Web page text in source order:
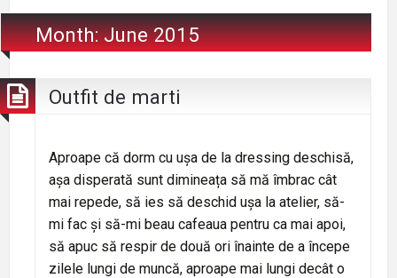
Month:June 2015
Outfit de marti
Aproape că dorm cu ușa de la dressing deschisă,
așa disperată sunt dimineața să mă îmbrac cât
mai repede, să ies să deschid ușa la atelier, să-
mi fac și să-mi beau cafeaua pentru ca mai apoi,
să apuc să respir de două ori înainte de a începe
zilele lungi de muncă, aproape mai lungi decât o